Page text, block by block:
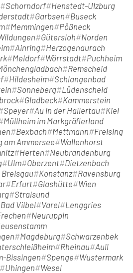
Schorndorf Henstedt-Ulzburg
Garbsen
Buseck
Memmingen
Pößneck
Gütersloh
Norden
Ainring Herzogenaurach
Meldorf Wörrstadt Puchheim
Remscheid
Hildesheim Schlangenbad
Sonneberg Lüdenscheid
Gladbeck Kammerstein
Speyer Au in der Hallertau
Kiel
Müllheim im Markgräflerland
Bexbach Mettmann
Freising
am Ammersee
Wallenhorst
Herten
Neubrandenburg
Ulm Oberzent Dietzenbach
Konstanz Ravensburg
Erfurt Glashütte
Wien
Stralsund
Bad Vilbel Varel Lenggries
Neuruppin
Magdeburg Schwarzenbek
Rheinau Aull
Bissingen Spenge
Wustermark
Uhingen Wesel